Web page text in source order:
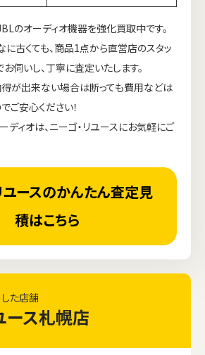
のオーディオ機器を強化買取中です。
に古くても、商品1点から直営店のスタッ
伺いし、丁寧に査定いたします。
が出来ない場合は断っても費用などは
ご安心ください！
ディオは、ニーゴ・リユースにお気軽にご
ユースのかんたん査定見
積はこちら
た店舗
ース札幌店